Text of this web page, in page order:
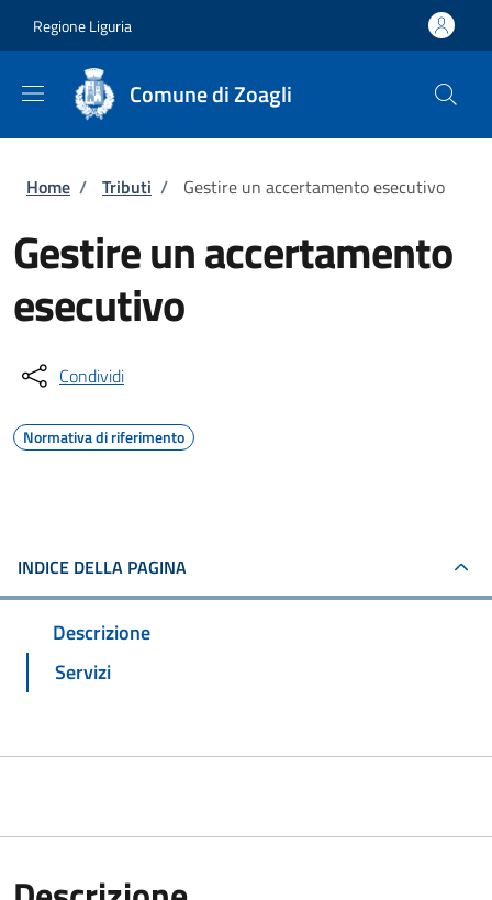
Regione Liguria
Comune di Zoagli
Briciole di pane
Home / Tributi / Gestire un accertamento esecutivo
Gestire un accertamento
esecutivo
Condividi
Normativa di riferimento
INDICE DELLA PAGINA
Descrizione
Servizi